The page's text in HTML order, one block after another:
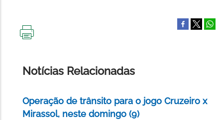
Notícias Relacionadas
Operação de trânsito para o jogo Cruzeiro x
Mirassol, neste domingo (9)